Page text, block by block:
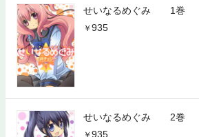
せいなるめぐみ 1巻
935
せいなるめぐみ 2巻
935